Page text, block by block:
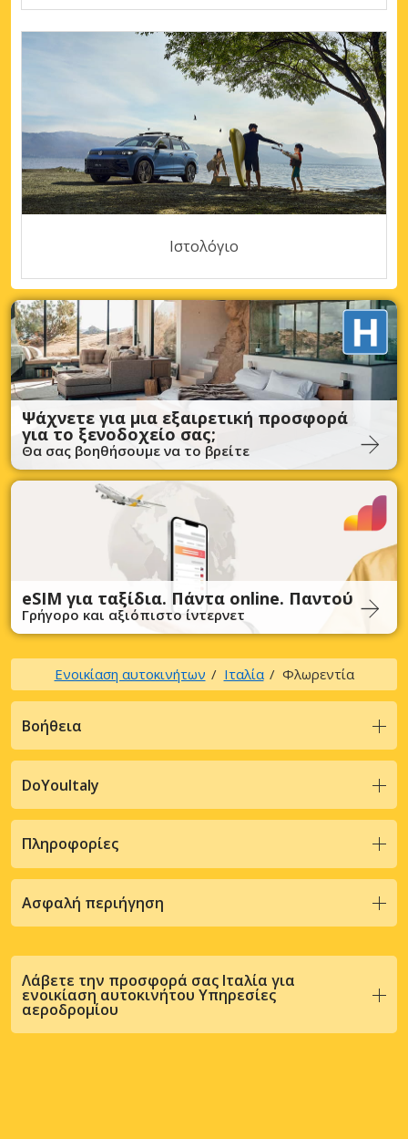
Ιστολόγιο
Ψάχνετε για μια εξαιρετική προσφορά
για το ξενοδοχείο σας;
Θα σας βοηθήσουμε να το βρείτε
eSIM για ταξίδια. Πάντα online. Παντού
Γρήγορο και αξιόπιστο ίντερνετ
Ενοικίαση αυτοκινήτων Ιταλία Φλωρεντία
Βοήθεια
DoYouItaly
Πληροφορίες
Ασφαλή περιήγηση
Λάβετε την προσφορά σας Ιταλία για
ενοικίαση αυτοκινήτου Υπηρεσίες
αεροδρομίου